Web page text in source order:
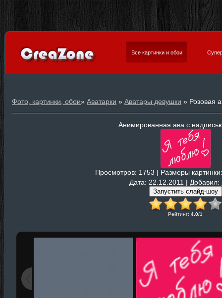
Все картинки и обои
Фото, картинки, обои» Аватарки » Аватары девушки » Розовая
Анимированная ава с
Просмотров: 1753 | Размеры картинки
Дата: 22.12.2011 | Добавил:
Рейтинг: 4.0/1